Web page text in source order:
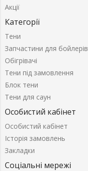
Акції
Категорії
Тени
Запчастини для бойлерів
Обігрівачі
Тени під замовлення
Блок тени
Тени для саун
Особистий кабінет
Особистий кабінет
Історія замовлень
Закладки
Соціальні мережі